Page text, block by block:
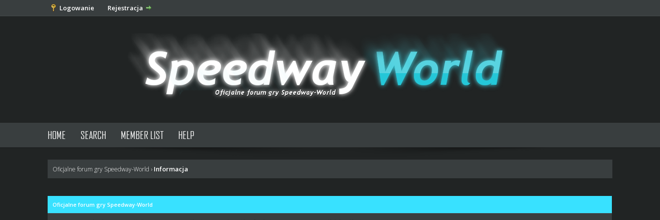
Logowanie Rejestracja
HOME SEARCH MEMBER LIST HELP
Oficjalne forum gry Speedway-World › Informacja
Oficjalne forum gry Speedway-World